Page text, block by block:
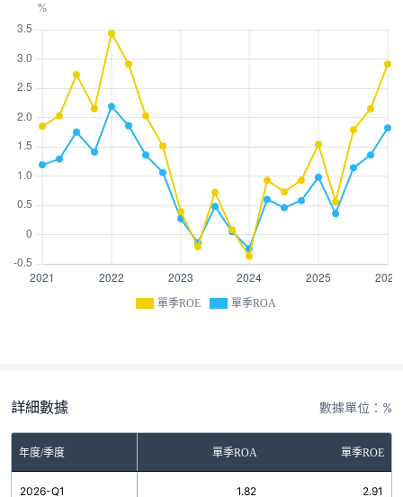
單季ROE 單季ROA
詳細數據 數據單位：%
年度/季度 單季ROA 單季ROE
2026-Q1 1.82 2.91